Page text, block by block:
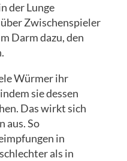
der Lunge
Zwischenspieler
Darm dazu, den
Würmer ihr
sie dessen
Das wirkt sich
aus. So
in
als in